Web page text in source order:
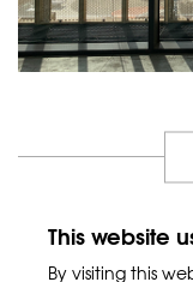
This website
By visiting this